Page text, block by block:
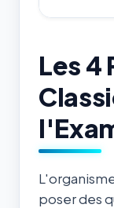
Les 4
poser des